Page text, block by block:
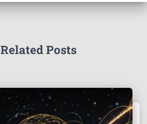
Related Posts